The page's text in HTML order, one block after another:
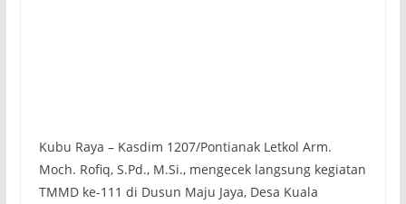
Kubu Raya – Kasdim 1207/Pontianak Letkol Arm.
Moch. Rofiq, S.Pd., M.Si., mengecek langsung kegiatan
TMMD ke-111 di Dusun Maju Jaya, Desa Kuala